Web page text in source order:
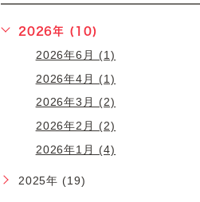
2026年 (10)
2026年6月 (1)
2026年4月 (1)
2026年3月 (2)
2026年2月 (2)
2026年1月 (4)
2025年 (19)